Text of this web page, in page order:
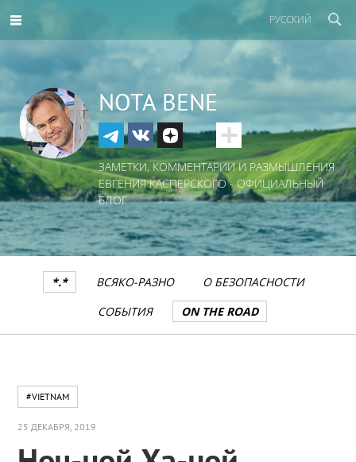
РУССКИЙ
NOTA BENE
ЗАМЕТКИ, КОММЕНТАРИИ И РАЗМЫШЛЕНИЯ
ЕВГЕНИЯ КАСПЕРСКОГО - ОФИЦИАЛЬНЫЙ
БЛОГ
*.* ВСЯКО-РАЗНО
О БЕЗОПАСНОСТИ
СОБЫТИЯ
ON THE ROAD
#VIETNAM
25 ДЕКАБРЯ, 2019